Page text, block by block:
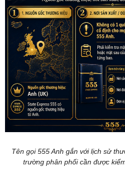
Tên gọi 555 Anh gắn với lịch sử
trường phân phối cần được